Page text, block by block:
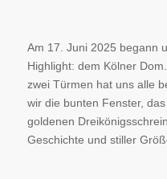
Am 17. Juni 2025 begann
Highlight: dem Kölner
zwei Türmen hat uns alle
wir die bunten Fenster,
goldenen
Geschichte und stiller